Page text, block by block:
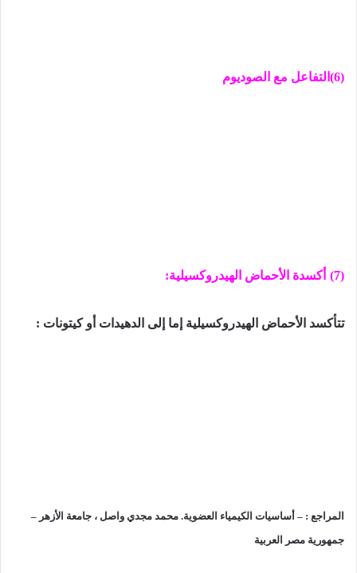
(6)التفاعل مع الصوديوم
(7) أكسدة الأحماض الهيدروكسيلية:
تتأكسد الأحماض الهيدروكسيلية إما إلى الدهيدات أو كيتونات :
المراجع : – أساسيات الكيمياء العضوية. محمد مجدي واصل ، جامعة الأزهر –
جمهورية مصر العربية